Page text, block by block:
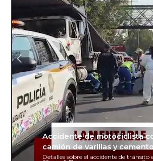
Accidente de motociclista
camión de varillas y cemento
Detalles sobre el accidente de tránsito